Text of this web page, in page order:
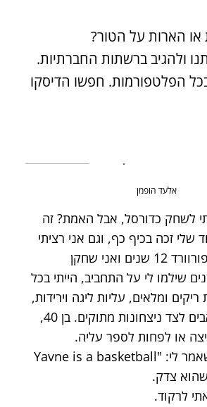
הארות על הטור?
ולהגיב ברשתות החברתיות.
הפלטפורמות. חפשו הדיסקו
אלעד הופמן
לשחק כדורסל, אבל האמת? זה
שלי זכה בכיף כף, וגם אני רציתי
שוקולד. פאסט פורוורד 12 שנים ואני שחקן
22 שנים שילמו לי על התחביב, הייתי בכל
ומלאים, עליות ליגה וירידות,
וגם הפסדים כואבים לצד ניצחונות מתוקים. בן 40,
או לפחות לספר עליה.
שיחקתי עם זר שאמר לי: "Yavne is a basketball